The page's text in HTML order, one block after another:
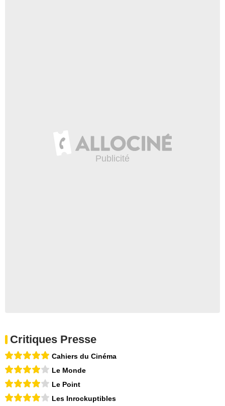
Critiques Presse
Cahiers du Cinéma
Le Monde
Le Point
Les Inrockuptibles